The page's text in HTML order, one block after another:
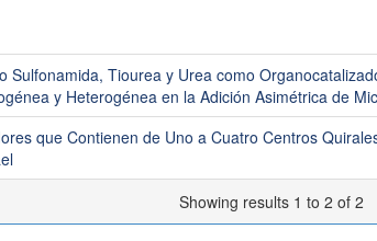
Sulfonamida, Tiourea y Urea como
y Heterogénea en la Adición Asimétrica de
que Contienen de Uno a Cuatro Centros
Showing results 1 to 2 of 2